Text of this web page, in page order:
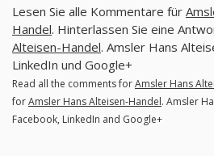
Lesen Sie alle Kommentare für
Handel. Hinterlassen Sie eine
Alteisen-Handel. Amsler Hans
LinkedIn und Google+
Read all the comments forAmsler Hans
forAmsler Hans Alteisen-Handel. Amsler
Facebook, LinkedIn and Google+